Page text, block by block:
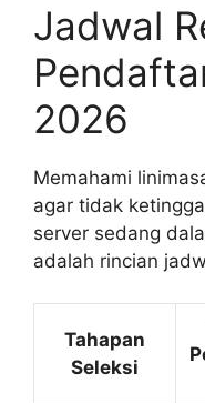
Jadwal
2026
Memahami
agar tidak
server sedang
adalah rincian
Tahapan
Seleksi